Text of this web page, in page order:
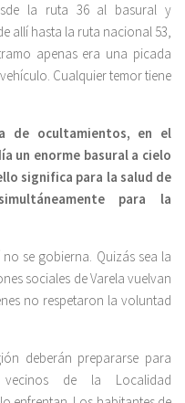
la ruta 36 al basural y
allí hasta la ruta nacional 53,
apenas era una picada
Cualquier temor tiene
de ocultamientos, en el
un enorme basural a cielo
significa para la salud de
para la
se gobierna. Quizás sea la
sociales de Varela vuelvan
no respetaron la voluntad
deberán prepararse para
vecinos de la Localidad